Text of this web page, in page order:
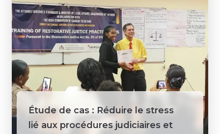
Étude de cas : Réduire le stress
lié aux procédures judiciaires et